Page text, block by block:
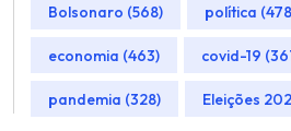
Bolsonaro (568) política
economia (463) covid-19
pandemia (328) Eleições